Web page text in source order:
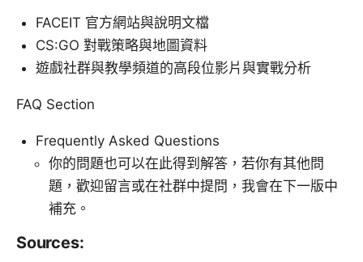
FACEIT 官方網站與說明文檔
CS:GO 對戰策略與地圖資料
遊戲社群與教學頻道的高段位影片與實戰分析
FAQ Section
Frequently Asked Questions
你的問題也可以在此得到解答，若你有其他問
題，歡迎留言或在社群中提問，我會在下一版中
補充。
Sources: